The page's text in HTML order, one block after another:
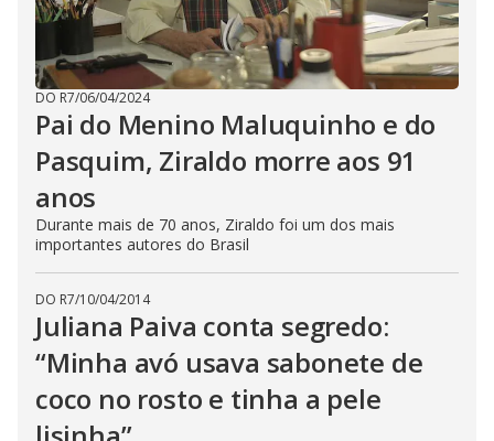
DO R7/06/04/2024
Pai do Menino Maluquinho e do
Pasquim, Ziraldo morre aos 91
anos
Durante mais de 70 anos, Ziraldo foi um dos mais
importantes autores do Brasil
DO R7/10/04/2014
Juliana Paiva conta segredo:
“Minha avó usava sabonete de
coco no rosto e tinha a pele